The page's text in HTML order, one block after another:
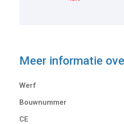
Meer informatie
Werf
Bouwnummer
CE